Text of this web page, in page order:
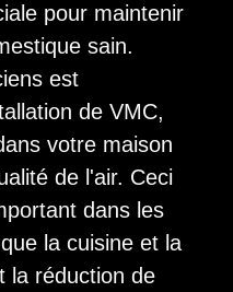
pour maintenir
sain.
est
de VMC,
votre maison
de l'air. Ceci
dans les
la cuisine et la
la réduction de